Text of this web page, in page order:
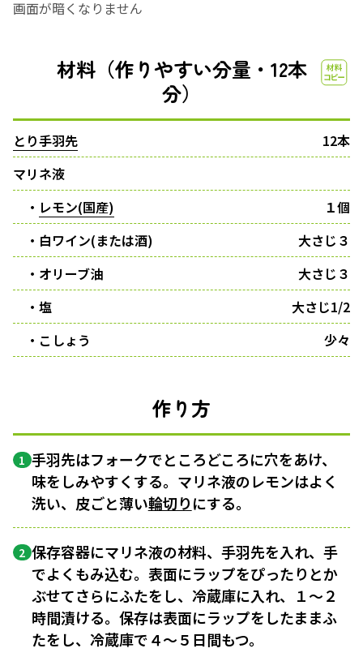
画面が暗くなりません
材料（作りやすい分量・12本
分）
とり手羽先
12本
マリネ液
・ レモン(国産)
１個
・白ワイン(または酒)
大さじ３
・オリーブ油
大さじ３
・塩
大さじ1/2
・こしょう
少々
作り方
1 手羽先はフォークでところどころに穴をあけ、
味をしみやすくする。マリネ液のレモンはよく
洗い、皮ごと薄い輪切りにする。
2 保存容器にマリネ液の材料、手羽先を入れ、手
でよくもみ込む。表面にラップをぴったりとか
ぶせてさらにふたをし、冷蔵庫に入れ、１〜２
時間漬ける。保存は表面にラップをしたままふ
たをし、冷蔵庫で４〜５日間もつ。